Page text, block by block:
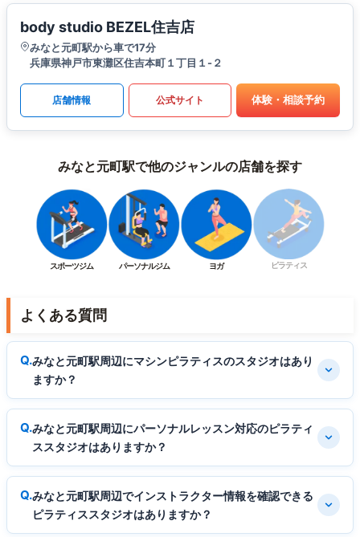
body studio BEZEL住吉店
みなと元町駅から車で17分
兵庫県神戸市東灘区住吉本町１丁目１-２
店舗情報 公式サイト 体験・相談予約
みなと元町駅で他のジャンルの店舗を探す
スポーツジム パーソナルジム ヨガ ピラティス
よくある質問
みなと元町駅周辺にマシンピラティスのスタジオはあり
ますか？
みなと元町駅周辺にパーソナルレッスン対応のピラティ
ススタジオはありますか？
みなと元町駅周辺でインストラクター情報を確認できる
ピラティススタジオはありますか？